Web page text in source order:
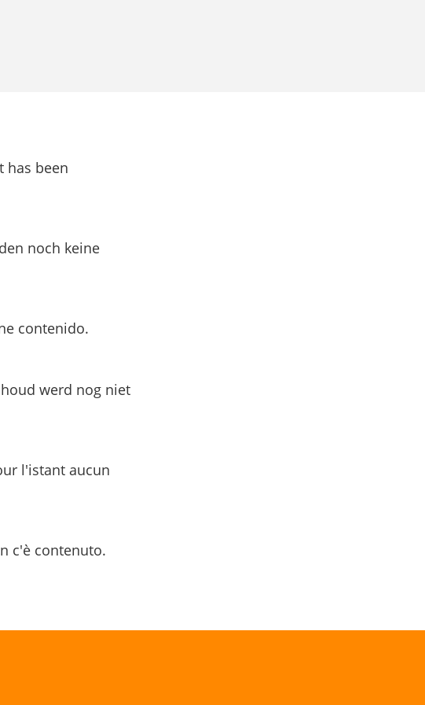
has been
noch keine
contenido.
werd nog niet
l'istant aucun
c'è contenuto.